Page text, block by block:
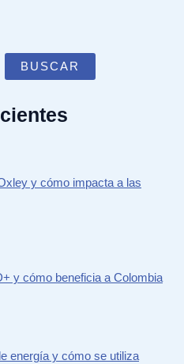
BUSCAR
y cómo impacta a las
y cómo beneficia a Colombia
energía y cómo se utiliza